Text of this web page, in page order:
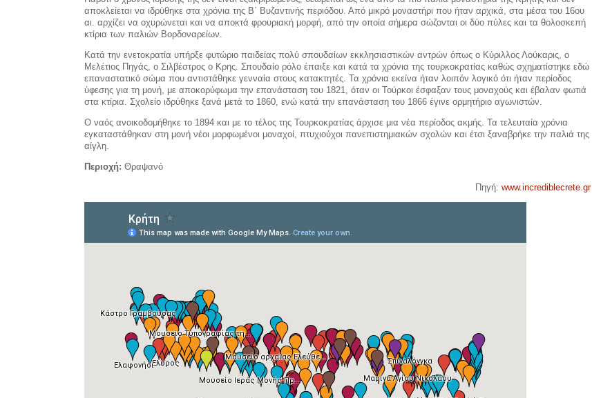
αποκλείεται να ιδρύθηκε στα χρόνια της Β΄ Βυζαντινής περιόδου. Από μικρό μοναστήρι που ήταν αρχικά, στα μέσα του 16ου
αι. αρχίζει να οχυρώνεται και να αποκτά φρουριακή μορφή, από την οποία σήμερα σώζονται οι δύο πύλες και τα θολοσκεπή
κτίρια των παλιών Βορδοναρείων.
Κατά την ενετοκρατία υπήρξε φυτώριο παιδείας πολύ σπουδαίων εκκλησιαστικών αντρών όπως ο Κύριλλος Λούκαρις, ο
Μελέτιος Πηγάς, ο Σιλβέστρος ο Κρης. Σπουδαίο ρόλο έπαιξε και κατά τα χρόνια της τουρκοκρατίας καθώς σχηματίστηκε εδώ
επαναστατικό σώμα που αντιστάθηκε γενναία στους κατακτητές. Τα χρόνια εκείνα ήταν λοιπόν λογικό ότι ήταν περίοδος
ύφεσης για τη μονή, με αποκορύφωμα την επανάσταση του 1821, όταν οι Τούρκοι έσφαξαν τους μοναχούς και έβαλαν φωτιά
στα κτίρια. Σχολείο ιδρύθηκε ξανά μετά το 1860, ενώ κατά την επανάσταση του 1866 έγινε ορμητήριο αγωνιστών.
Ο ναός ανοικοδομήθηκε το 1894 και με το τέλος της Τουρκοκρατίας άρχισε μια νέα περίοδος ακμής. Τα τελευταία χρόνια
εγκαταστάθηκαν στη μονή νέοι μορφωμένοι μοναχοί, πτυχιούχοι πανεπιστημιακών σχολών και έτσι ξαναβρήκε την παλιά της
αίγλη.
Περιοχή: Θραψανό
Πηγή:www.incrediblecrete.gr